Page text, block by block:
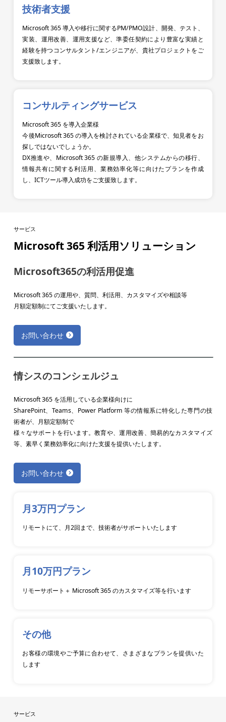
技術者支援
Microsoft 365 導入や移行に関するPM/PMO設計、開発、テスト、
実装、運用改善、運用支援など、準委任契約により豊富な実績と
経験を持つコンサルタント/エンジニアが、貴社プロジェクトをご
支援致します。
コンサルティングサービス
Microsoft 365 を導入企業様
今後Microsoft 365 の導入を検討されている企業様で、知見者をお
探しではないでしょうか。
DX推進や、Microsoft 365 の新規導入、他システムからの移行、
情報共有に関する利活用、業務効率化等に向けたプランを作成
し、ICTツール導入成功をご支援致します。
サービス
Microsoft 365 利活用ソリューション
Microsoft365の利活用促進
Microsoft 365 の運用や、質問、利活用、カスタマイズや相談等
月額定額制にてご支援いたします。
お問い合わせ
情シスのコンシェルジュ
Microsoft 365 を活用している企業様向けに
SharePoint、Teams、Power Platform 等の情報系に特化した専門の技
術者が、月額定額制で
様々なサポートを行います。教育や、運用改善、簡易的なカスタマイズ
等、素早く業務効率化に向けた支援を提供いたします。
お問い合わせ
月3万円プラン
リモートにて、月2回まで、技術者がサポートいたします
月10万円プラン
リモーサポート＋ Microsoft 365 のカスタマイズ等を行います
その他
お客様の環境やご予算に合わせて、さまざまなプランを提供いた
します
サービス